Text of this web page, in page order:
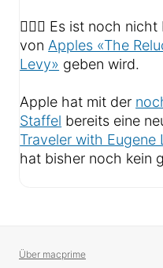
🤷🏻‍♂️ Es ist noch
von Apples «The
Levy» geben wird.
Apple hat mit der
Staffel bereits eine
Traveler with Eugene
hat bisher noch kein
Über macprime